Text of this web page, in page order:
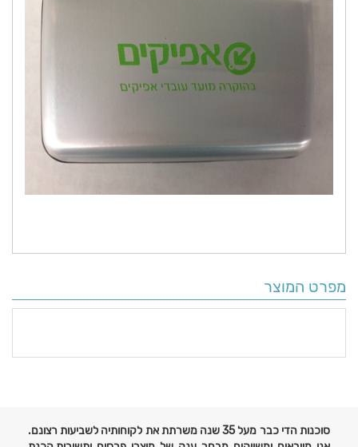
מפרט המוצר
סוכנות הדי כבר מעל 35 שנה משרתת את לקוחותיה לשביעות רצונם.